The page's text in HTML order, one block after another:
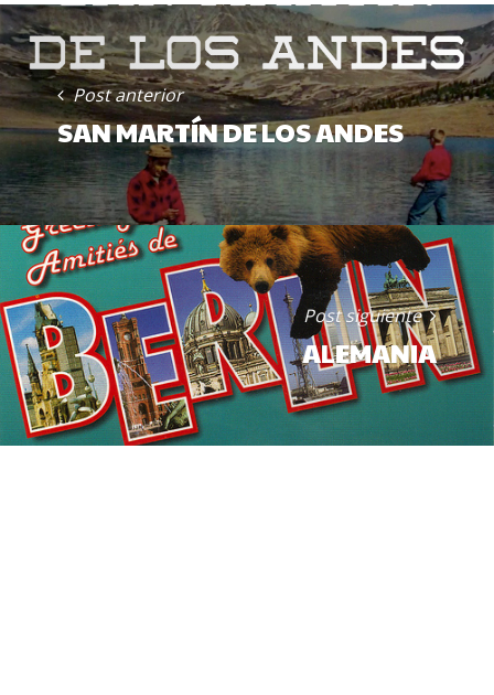
POST
NAVIGATION
Post anterior
SAN MARTÍN DE LOS ANDES
Post siguiente
ALEMANIA